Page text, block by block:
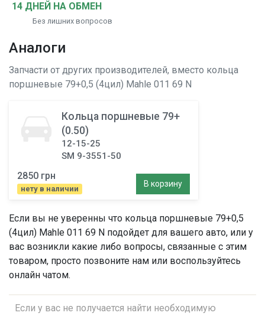
14 ДНЕЙ НА ОБМЕН
Без лишних вопросов
Аналоги
Запчасти от других производителей, вместо кольца
поршневые 79+0,5 (4цил) Mahle 011 69 N
Кольца поршневые 79+
(0.50)
12-15-25
SM 9-3551-50
2850 грн
нету в наличии
В корзину
Если вы не уверенны что кольца поршневые 79+0,5
(4цил) Mahle 011 69 N подойдет для вашего авто, или у
вас возникли какие либо вопросы, связанные с этим
товаром, просто позвоните нам или воспользуйтесь
онлайн чатом.
Если у вас не получается найти необходимую